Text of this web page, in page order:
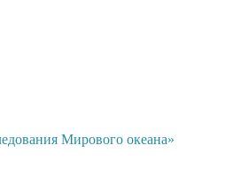
Мирового океана»